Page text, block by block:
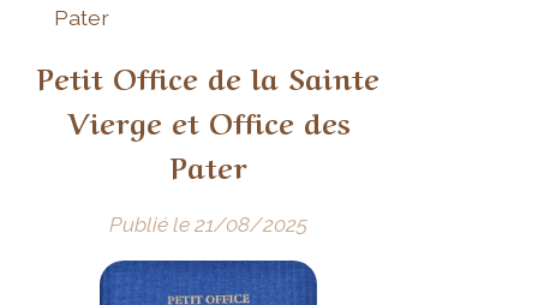
Pater
Petit Office de la Sainte
Vierge et Office des
Pater
Publié le 21/08/2025